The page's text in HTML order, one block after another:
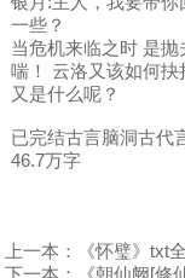
一些？
当危机来临之时 是
喘！ 云洛又该如何
又是什么呢？
已完结古言脑洞古代
46.7万字
上一本：
《怀璧》txt